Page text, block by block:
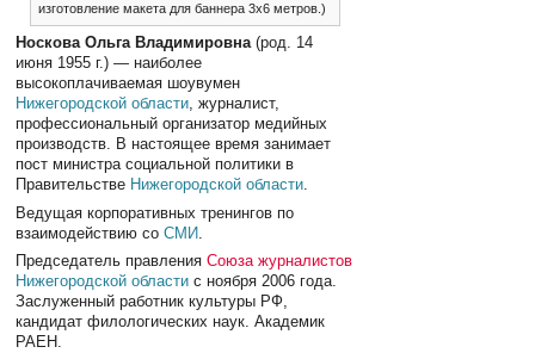
изготовление макета для баннера 3x6 метров.)
Носкова Ольга Владимировна(род. 14
июня 1955 г.) — наиболее
высокоплачиваемая шоувумен
Нижегородской области, журналист,
профессиональный организатор медийных
производств. В настоящее время занимает
пост министра социальной политики в
Правительстве Нижегородской области.
Ведущая корпоративных тренингов по
взаимодействию соСМИ
Председатель правленияСоюза журналистов
Нижегородской области с ноября 2006 года.
Заслуженный работник культуры РФ,
кандидат филологических наук. Академик
РАЕН.